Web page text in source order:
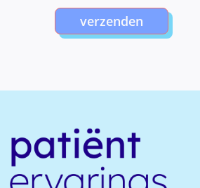
verzenden